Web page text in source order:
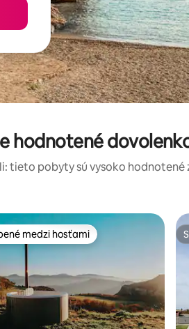
hodnotené
tieto pobyty sú vysoko
medzi hosťami
medzi hosťami